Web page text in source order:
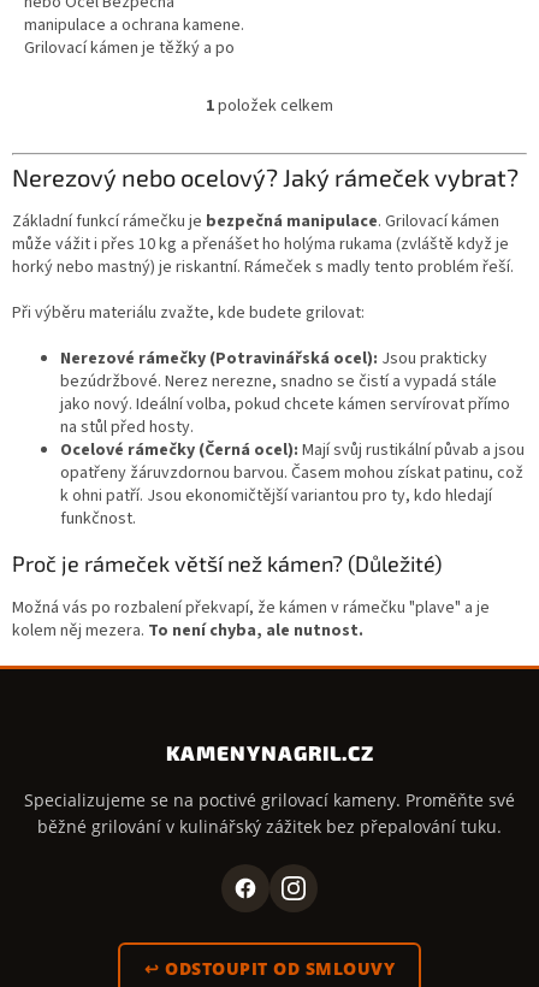
manipulace a ochrana kamene.
Grilovací kámen je těžký a po
madly vám umožní s kamenem
O
l
á
a
c
í
r
k
y
v
p
i
s
1položek celkem
Nerezový nebo ocelový? Jaký rámeček vybrat?
Základní funkcí rámečku je bezpečná manipulace. Grilovací kámen
může vážit i přes 10 kg a přenášet ho holýma rukama (zvláště když je
horký nebo mastný) je riskantní. Rámeček s madly tento problém řeší.
Při výběru materiálu zvažte, kde budete grilovat:
Nerezové rámečky (Potravinářská ocel): Jsou prakticky
bezúdržbové. Nerez nerezne, snadno se čistí a vypadá stále
jako nový. Ideální volba, pokud chcete kámen servírovat přímo
na stůl před hosty.
Ocelové rámečky (Černá ocel): Mají svůj rustikální půvab a jsou
opatřeny žáruvzdornou barvou. Časem mohou získat patinu, což
k ohni patří. Jsou ekonomičtější variantou pro ty, kdo hledají
funkčnost.
Proč je rámeček větší než kámen? (Důležité)
Možná vás po rozbalení překvapí, že kámen v rámečku "plave" a je
kolem něj mezera. To není chyba, ale nutnost.
KAMENYNAGRIL.CZ
Specializujeme se na poctivé grilovací kameny. Proměňte své
běžné grilování v kulinářský zážitek bez přepalování tuku.
↩ ODSTOUPIT OD SMLOUVY